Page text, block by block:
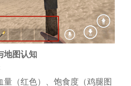
地图认知
（红色）、饱食度（鸡腿图